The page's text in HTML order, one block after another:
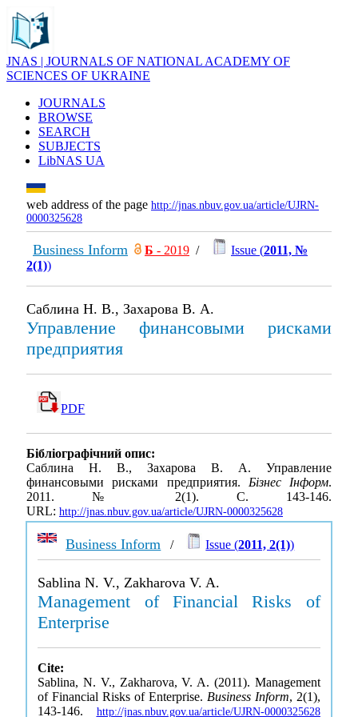
JNAS | JOURNALS OF NATIONAL ACADEMY OF
SCIENCES OF UKRAINE
JOURNALS
BROWSE
SEARCH
SUBJECTS
LibNAS UA
web address of the page http://jnas.nbuv.gov.ua/article/UJRN-
0000325628
Business Inform Б - 2019 / Issue (2011, №
2(1))
Саблина Н. В., Захарова В. А.
Управление финансовыми рисками
предприятия
PDF
Бібліографічний опис:
Саблина Н. В., Захарова В. А. Управление
финансовыми рисками предприятия. Бізнес Інформ.
2011. № 2(1). С. 143-146.
URL: http://jnas.nbuv.gov.ua/article/UJRN-0000325628
Business Inform / Issue (2011, 2(1))
Sablina N. V., Zakharova V. A.
Management of Financial Risks of
Enterprise
Cite:
Sablina, N. V., Zakharova, V. A. (2011). Management
of Financial Risks of Enterprise. Business Inform, 2(1),
143-146. http://jnas.nbuv.gov.ua/article/UJRN-0000325628